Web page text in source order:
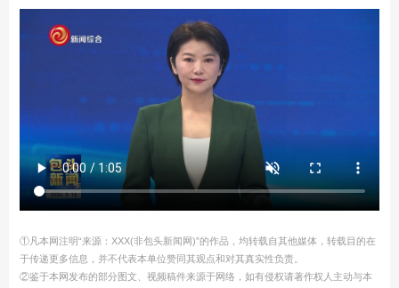
①凡本网注明“来源：XXX(非包头新闻网)”的作品，均转载自其他媒体，转载目的在
于传递更多信息，并不代表本单位赞同其观点和对其真实性负责。
②鉴于本网发布的部分图文、视频稿件来源于网络，如有侵权请著作权人主动与本